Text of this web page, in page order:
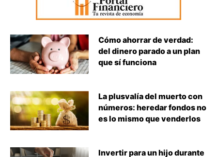
Cómo ahorrar de verdad:
del dinero parado a un plan
que sí funciona
La plusvalía del muerto con
números: heredar fondos no
es lo mismo que venderlos
Invertir para un hijo durante